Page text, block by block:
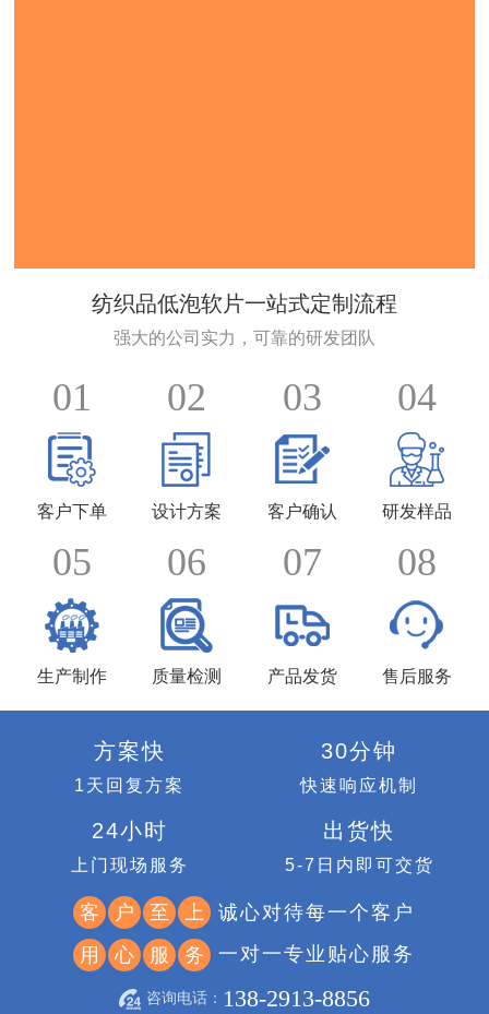
纺织品低泡软片一站式定制流程
强大的公司实力，可靠的研发团队
01
客户下单
02
设计方案
03
客户确认
04
研发样品
05
生产制作
06
质量检测
07
产品发货
08
售后服务
方案快
1天回复方案
30分钟
快速响应机制
24小时
上门现场服务
出货快
5-7日内即可交货
客 户 至 上
诚心对待每一个客户
用
心 服 务 一对一专业贴心服务
咨询电话： 138-2913-8856